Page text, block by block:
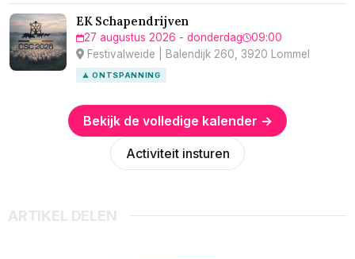
EK Schapendrijven
27 augustus 2026 - donderdag
09:00
Festivalweide | Balendijk 260, 3920 Lommel
🧘 ONTSPANNING
Bekijk de volledige kalender →
Activiteit insturen
ARTIKEL DELEN